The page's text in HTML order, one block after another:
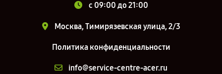
c 09:00 до 21:00
Москва, Тимирязевская улица, 2/3
Политика конфиденциальности
info@service-centre-acer.ru